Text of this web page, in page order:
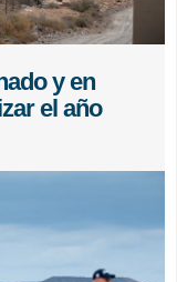
y en
el año